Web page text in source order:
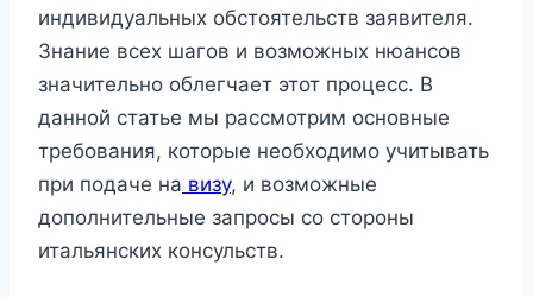
индивидуальных обстоятельств заявителя.
Знание всех шагов и возможных нюансов
значительно облегчает этот процесс. В
данной статье мы рассмотрим основные
требования, которые необходимо учитывать
при подаче на визу, и возможные
дополнительные запросы со стороны
итальянских консульств.